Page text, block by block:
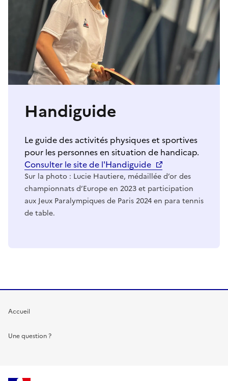
Handiguide
Le guide des activités physiques et sportives
pour les personnes en situation de handicap.
Consulter le site de l'Handiguide
Sur la photo : Lucie Hautiere, médaillée d’or des
championnats d’Europe en 2023 et participation
aux Jeux Paralympiques de Paris 2024 en para tennis
de table.
Accueil
Une question ?